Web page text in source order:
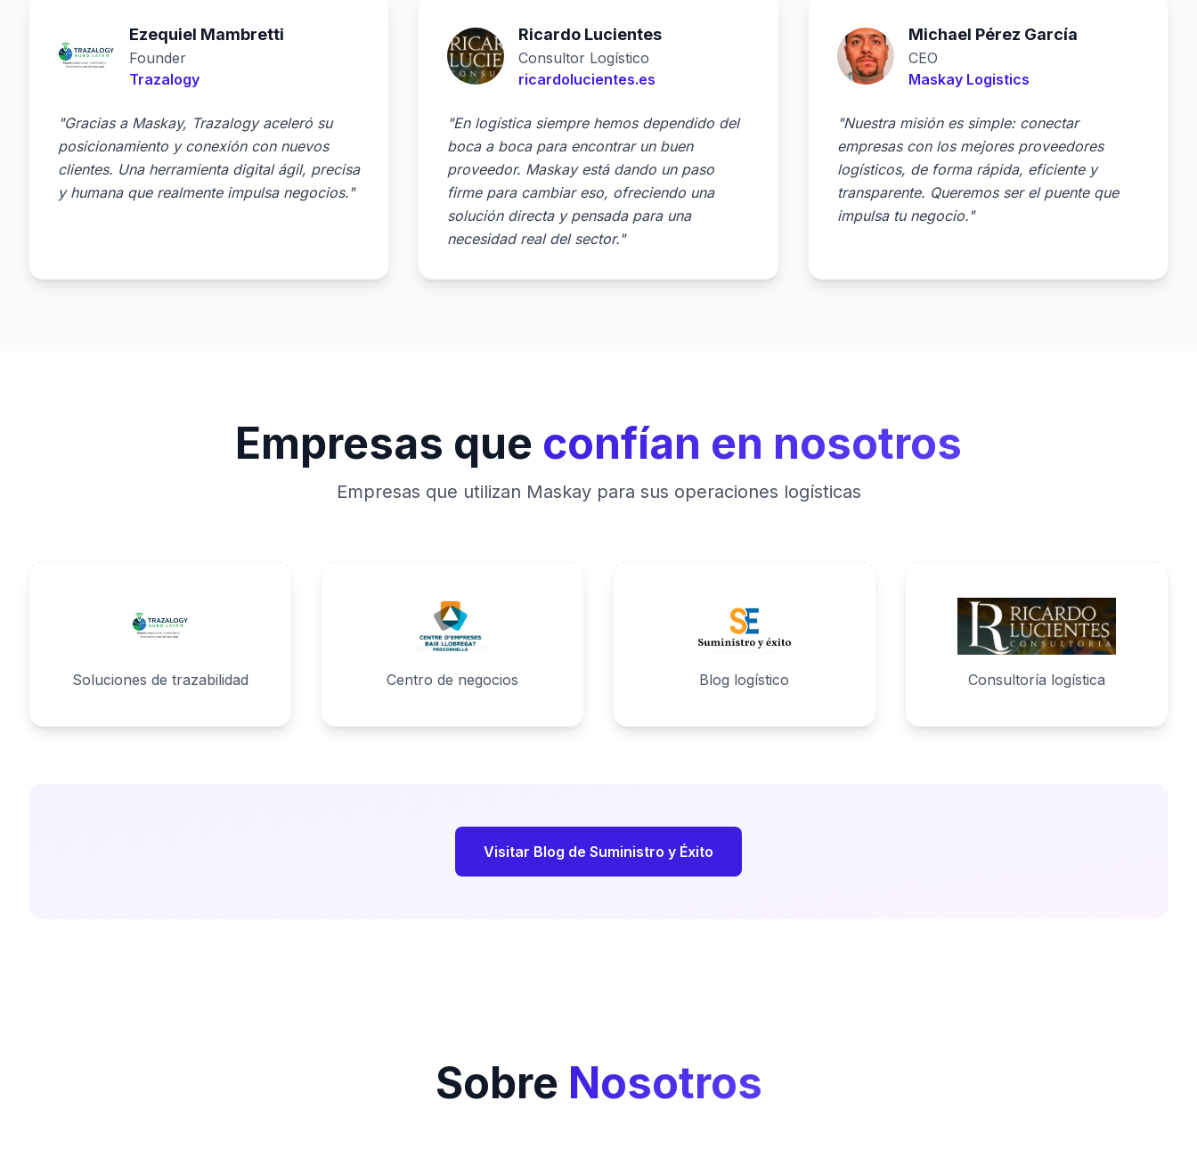
Ezequiel Mambretti
Founder
Trazalogy
"Gracias a Maskay, Trazalogy aceleró su
posicionamiento y conexión con nuevos
clientes. Una herramienta digital ágil, precisa
y humana que realmente impulsa negocios."
Ricardo Lucientes
Consultor Logístico
ricardolucientes.es
"En logística siempre hemos dependido del
boca a boca para encontrar un buen
proveedor. Maskay está dando un paso
firme para cambiar eso, ofreciendo una
solución directa y pensada para una
necesidad real del sector."
Michael Pérez García
CEO
Maskay Logistics
"Nuestra misión es simple: conectar
empresas con los mejores proveedores
logísticos, de forma rápida, eficiente y
transparente. Queremos ser el puente que
impulsa tu negocio."
Empresas que confían en nosotros
Empresas que utilizan Maskay para sus operaciones logísticas
Soluciones de trazabilidad Centro de negocios Blog logístico Consultoría logística
Visitar Blog de Suministro y Éxito
Sobre Nosotros